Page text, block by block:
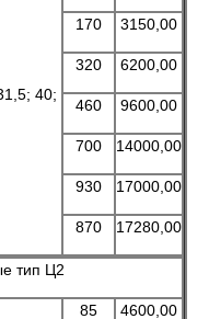
40;
170 3150,00
320 6200,00
460 9600,00
700 14000,00
930 17000,00
870 17280,00
тип Ц2
85 4600,00